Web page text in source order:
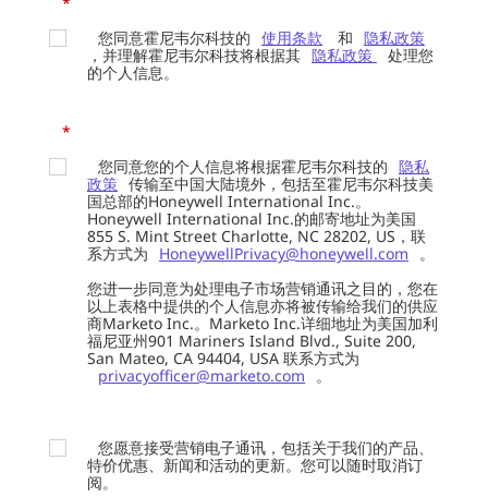
您同意霍尼韦尔科技的 使用条款 和 隐私政策
，并理解霍尼韦尔科技将根据其 隐私政策
处理您
的个人信息。
*
您同意您的个人信息将根据霍尼韦尔科技的 隐私
政策 传输至中国大陆境外，包括至霍尼韦尔科技美
国总部的Honeywell International Inc.。
Honeywell International Inc.的邮寄地址为美国
855 S. Mint Street Charlotte, NC 28202, US，联
系方式为
HoneywellPrivacy@honeywell.com
。
您进一步同意为处理电子市场营销通讯之目的，您在
以上表格中提供的个人信息亦将被传输给我们的供应
商Marketo Inc.。Marketo Inc.详细地址为美国加利
福尼亚州901 Mariners Island Blvd., Suite 200,
San Mateo, CA 94404, USA 联系方式为
privacyofficer@marketo.com
。
您愿意接受营销电子通讯，包括关于我们的产品、
特价优惠、新闻和活动的更新。您可以随时取消订
阅。